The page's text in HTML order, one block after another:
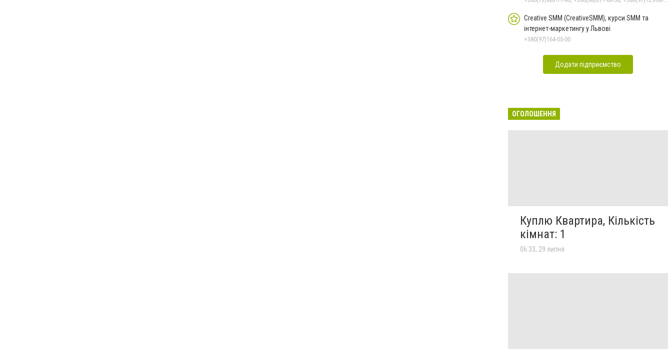
Creative SMM (CreativeSMM), курси SMM та
інтернет-маркетингу у Львові
+380(97)164-05-00
Додати підприємство
ОГОЛОШЕННЯ
Куплю Квартира, Кількість
кімнат: 1
06:33, 29 липня